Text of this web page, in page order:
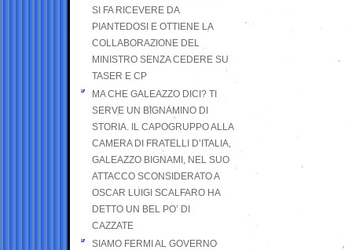
SI FA RICEVERE DA
PIANTEDOSI E OTTIENE LA
COLLABORAZIONE DEL
MINISTRO SENZA CEDERE SU
TASER E CP
MA CHE GALEAZZO DICI? TI
SERVE UN BIGNAMINO DI
STORIA. IL CAPOGRUPPO ALLA
CAMERA DI FRATELLI D’ITALIA,
GALEAZZO BIGNAMI, NEL SUO
ATTACCO SCONSIDERATO A
OSCAR LUIGI SCALFARO HA
DETTO UN BEL PO’ DI
CAZZATE
SIAMO FERMI AL GOVERNO